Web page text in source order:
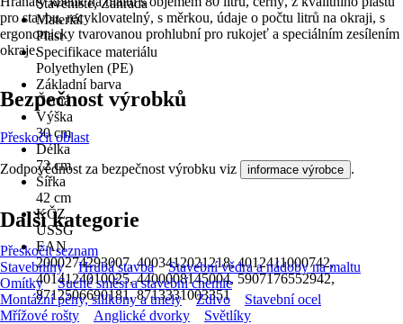
Staveniště, Zahrada
Materiál
Plast
Specifikace materiálu
Polyethylen (PE)
Základní barva
Černá
Výška
30 cm
Délka
72 cm
Šířka
42 cm
KČZ
USSG
EAN
2000274293007, 4003412021218, 4012411000742,
4014124010025, 4400008145004, 5907176552942,
8712506690181, 8713331003351
pro stavbu, recyklovatelný, s měrkou, údaje o počtu litrů na okraji, s
ergonomicky tvarovanou prohlubní pro rukojeť a speciálním zesílením
okraje.
Bezpečnost výrobků
Přeskočit oblast
Zodpovědnost za bezpečnost výrobku viz informace výrobce .
Další kategorie
Přeskočit seznam
Stavebniny
Hrubá stavba
Stavební vědra a nádoby na maltu
Omítky
Suché směsi a stavební chemie
Montážní pěny, silikony a tmely
Zdivo
Stavební ocel
Mřížové rošty
Anglické dvorky Světlíky